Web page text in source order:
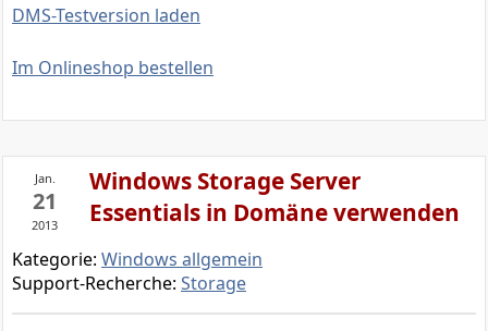
DMS-Testversion laden
Im Onlineshop bestellen
Jan.
21
2013
Windows Storage Server
Essentials in Domäne verwenden
Kategorie: Windows allgemein
Support-Recherche: Storage